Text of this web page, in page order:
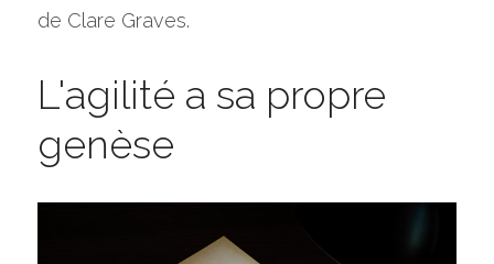
de Clare Graves.
L'agilité a sa propre
genèse